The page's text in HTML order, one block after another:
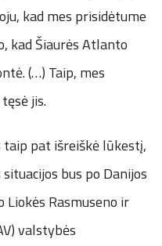
kad mes prisidėtume
kad Šiaurės Atlanto
(…) Taip, mes
jis.
pat išreiškė lūkestį,
bus po Danijos
Rasmuseno ir
valstybės